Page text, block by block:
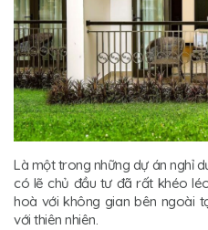
Là một trong những dự án nghỉ
có lẽ chủ đầu tư đã rất khéo
hoà với không gian bên ngoài
với thiên nhiên.